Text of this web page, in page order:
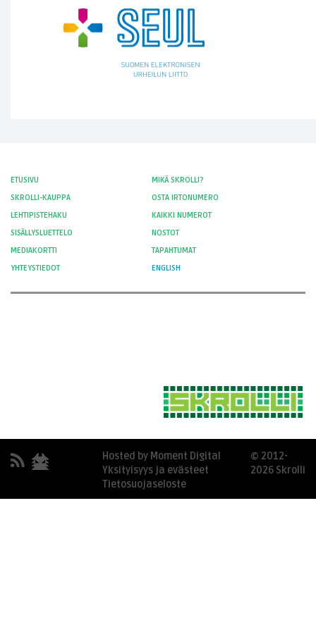
ETUSIVU
MIKÄ SKROLLI?
SKROLLI-KAUPPA
OSTA IRTONUMERO
LEHTIPISTEHAKU
KAIKKI NUMEROT
SISÄLLYSLUETTELO
NOSTOT
MEDIAKORTTI
TAPAHTUMAT
YHTEYSTIEDOT
ENGLISH
Hosted by Moment Digital
Yksityisyys ja evästeet
Tietosuojaseloste
© 2012-
2026 Skrolli